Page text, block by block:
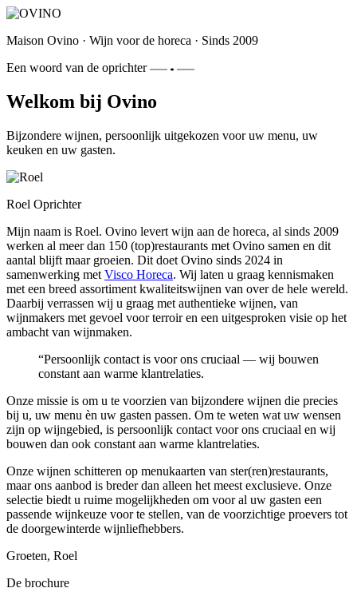
Maison Ovino · Wijn voor de horeca · Sinds 2009
Een woord van de oprichter
Welkom bij Ovino
Bijzondere wijnen, persoonlijk uitgekozen voor uw menu, uw
keuken en uw gasten.
Roel Oprichter
Mijn naam is Roel. Ovino levert wijn aan de horeca, al sinds 2009
werken al meer dan 150 (top)restaurants met Ovino samen en dit
aantal blijft maar groeien. Dit doet Ovino sinds 2024 in
samenwerking met Visco Horeca. Wij laten u graag kennismaken
met een breed assortiment kwaliteitswijnen van over de hele wereld.
Daarbij verrassen wij u graag met authentieke wijnen, van
wijnmakers met gevoel voor terroir en een uitgesproken visie op het
ambacht van wijnmaken.
“Persoonlijk contact is voor ons cruciaal — wij bouwen
constant aan warme klantrelaties.
Onze missie is om u te voorzien van bijzondere wijnen die precies
bij u, uw menu èn uw gasten passen. Om te weten wat uw wensen
zijn op wijngebied, is persoonlijk contact voor ons cruciaal en wij
bouwen dan ook constant aan warme klantrelaties.
Onze wijnen schitteren op menukaarten van ster(ren)restaurants,
maar ons aanbod is breder dan alleen het meest exclusieve. Onze
selectie biedt u ruime mogelijkheden om voor al uw gasten een
passende wijnkeuze voor te stellen, van de voorzichtige proevers tot
de doorgewinterde wijnliefhebbers.
Groeten, Roel
De brochure